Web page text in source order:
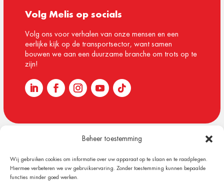
Beheer toestemming
Wij gebruiken cookies om informatie over uw apparaat op te slaan en te raadplegen.
Hiermee verbeteren we uw gebruikservaring. Zonder toestemming kunnen bepaalde
functies minder goed werken.
Volg Melis op socials
Volg ons voor verhalen van onze mensen en een
eerlijke kijk op de transportsector, want samen
bouwen we aan een duurzame branche om trots op te
zijn!
Algemene voorwaarden